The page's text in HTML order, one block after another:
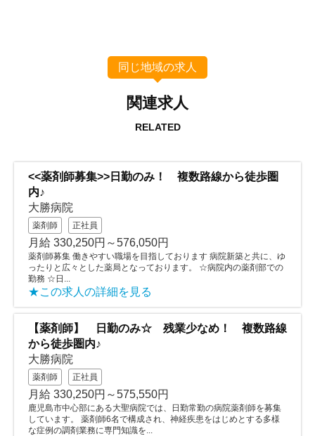
同じ地域の求人
関連求人
RELATED
<<薬剤師募集>>日勤のみ！ 複数路線から徒歩圏
内♪
大勝病院
薬剤師 正社員
月給 330,250円～576,050円
薬剤師募集 働きやすい職場を目指しております 病院新築と共に、ゆ
ったりと広々とした薬局となっております。 ☆病院内の薬剤部での
勤務 ☆日...
★この求人の詳細を見る
【薬剤師】 日勤のみ☆ 残業少なめ！ 複数路線
から徒歩圏内♪
大勝病院
薬剤師 正社員
月給 330,250円～575,550円
鹿児島市中心部にある大聖病院では、日勤常勤の病院薬剤師を募集
しています。 薬剤師6名で構成され、神経疾患をはじめとする多様
な症例の調剤業務に専門知識を...